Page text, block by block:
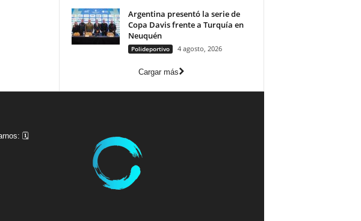
Argentina presentó la serie de
Copa Davis frente a Turquía en
Neuquén
Polideportivo 4 agosto, 2026
Cargar más
🗓